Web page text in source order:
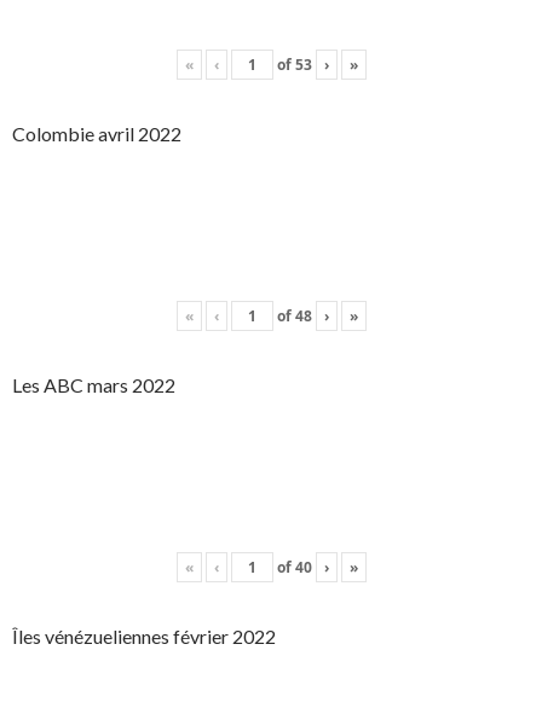
« ‹ of53 › »
Colombie avril 2022
« ‹ of48 › »
Les ABC mars 2022
« ‹ of40 › »
Îles vénézueliennes février 2022